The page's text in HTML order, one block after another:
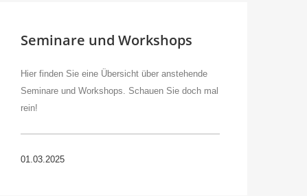
Seminare und Workshops
Hier finden Sie eine Übersicht über anstehende
Seminare und Workshops. Schauen Sie doch mal
rein!
01.03.2025